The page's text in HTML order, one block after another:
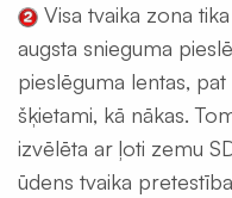
Visa tvaika zona
augsta snieguma
pieslēguma lentas,
šķietami, kā nākas.
izvēlēta ar ļoti zemu
ūdens tvaika
Grauzēju
siets
un
profili
Insektu
sieti